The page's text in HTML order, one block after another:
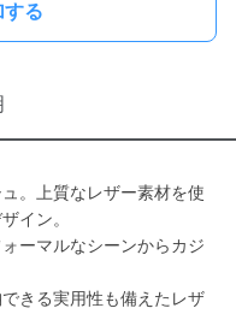
する
。上質なレザー素材を使
イン。
ーマルなシーンからカジ
きる実用性も備えたレザ